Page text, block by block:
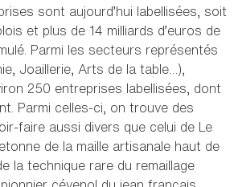
sont aujourd’hui labellisées, soit
et plus de 14 milliards d’euros de
Parmi les secteurs représentés
Joaillerie, Arts de la table…),
250 entreprises labellisées, dont
Parmi celles-ci, on trouve des
faire aussi divers que celui de Le
de la maille artisanale haut de
la technique rare du remaillage